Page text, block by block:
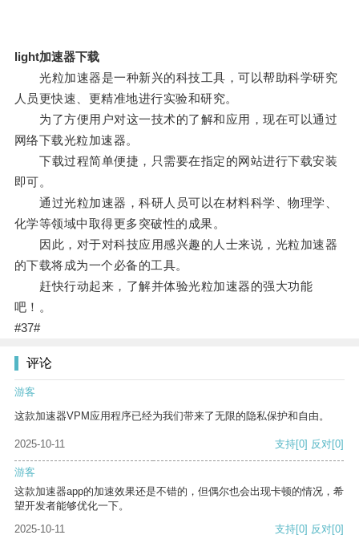
light加速器下载
光粒加速器是一种新兴的科技工具，可以帮助科学研究
人员更快速、更精准地进行实验和研究。
为了方便用户对这一技术的了解和应用，现在可以通过
网络下载光粒加速器。
下载过程简单便捷，只需要在指定的网站进行下载安装
即可。
通过光粒加速器，科研人员可以在材料科学、物理学、
化学等领域中取得更多突破性的成果。
因此，对于对科技应用感兴趣的人士来说，光粒加速器
的下载将成为一个必备的工具。
赶快行动起来，了解并体验光粒加速器的强大功能
吧！。
#37#
评论
游客
这款加速器VPM应用程序已经为我们带来了无限的隐私保护和自由。
2025-10-11 支持[0] 反对[0]
游客
这款加速器app的加速效果还是不错的，但偶尔也会出现卡顿的情况，希
望开发者能够优化一下。
2025-10-11
支持[0] 反对[0]